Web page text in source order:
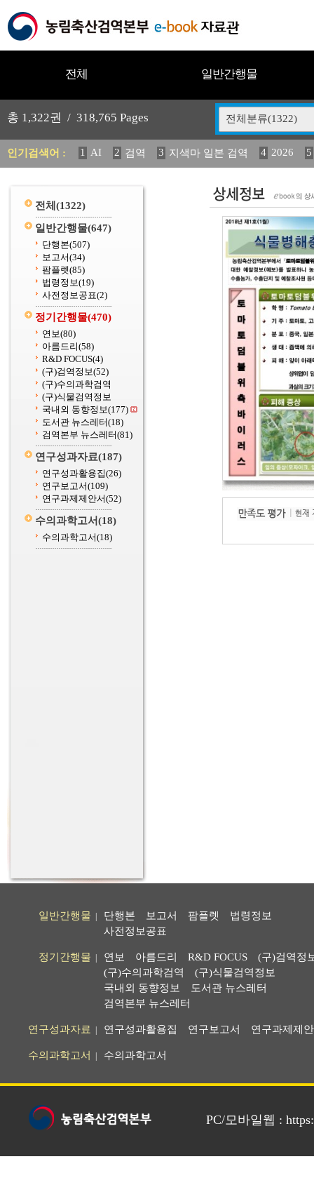
전체 일반간행물
총 1,322권 / 318,765 Pages 전체분류(1322)
인기검색어 : 1 AI 2 검역 3 지색마 일본 검역 4 2026
5
11 2025 12 중독성 식물 도감 13 媛 異 14
전체 (1322)
일반간행물(647)
단행본(507)
보고서(34)
팜플렛(85)
법령정보(19)
사전정보공표(2)
정기간행물(470)
연보(80)
아름드리(58)
R&D FOCUS(4)
(구)검역정보(52)
(구)수의과학검역
(구)식물검역정보
국내외 동향정보(177)
도서관 뉴스레터(18)
검역본부 뉴스레터(81)
연구성과자료(187)
연구성과활용집(26)
연구보고서(109)
연구과제제안서(52)
수의과학고서(18)
수의과학고서(18)
일반간행물 단행본 보고서 팜플렛
법령정보
사전정보공표
정기간행물 연보 아름드리 R&D FOCUS
(구)검역정
(구)수의과학검역
(구)식물검역정보
국내외 동향정보
도서관 뉴스레터
검역본부 뉴스레터
연구성과자료 연구성과활용집 연구보고서 연구과제제
수의과학고서 수의과학고서
PC/모바일웹 :